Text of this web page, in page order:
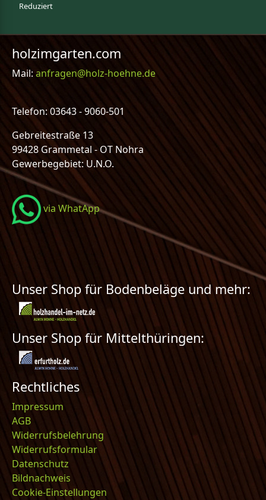
Reduziert
holzimgarten.com
Mail:anfragen@holz-hoehne.de
Telefon: 03643 - 9060-501
Gebreitestraße 13
99428 Grammetal - OT Nohra
Gewerbegebiet: U.N.O.
via WhatApp
Unser Shop für Bodenbeläge und mehr:
Unser Shop für Mittelthüringen:
Rechtliches
Impressum
AGB
Widerrufsbelehrung
Widerrufsformular
Datenschutz
Bildnachweis
Cookie-Einstellungen